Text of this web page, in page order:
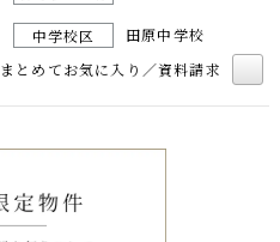
中学校区
田原中学校
まとめてお気に入り／資料請求